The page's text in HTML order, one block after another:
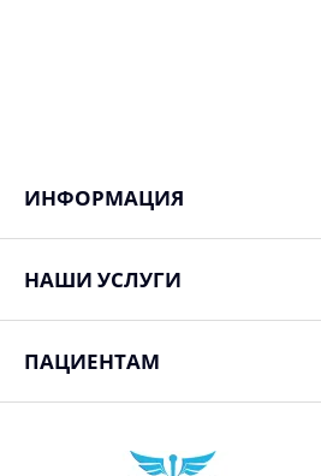
ИНФОРМАЦИЯ
НАШИ УСЛУГИ
ПАЦИЕНТАМ